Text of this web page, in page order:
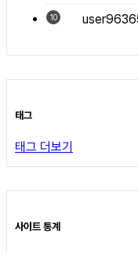
10
태그
태그 더보기
사이트 통계